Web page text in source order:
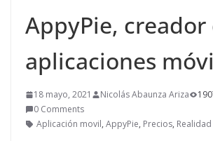
AppyPie, creador
aplicaciones
18 mayo, 2021 Nicolás Abaunza Ariza
0 Comments
Aplicación movil, AppyPie, Precios,